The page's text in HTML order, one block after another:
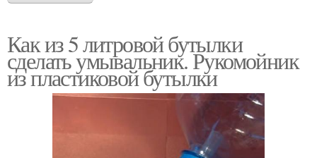
Как из 5 литровой бутылки
сделать умывальник. Рукомойник
из пластиковой бутылки